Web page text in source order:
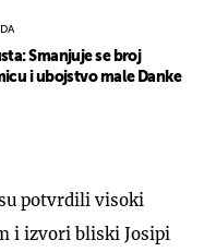
Smanjuje se broj
i ubojstvo male Danke
potvrdili visoki
i izvori bliski Josipi